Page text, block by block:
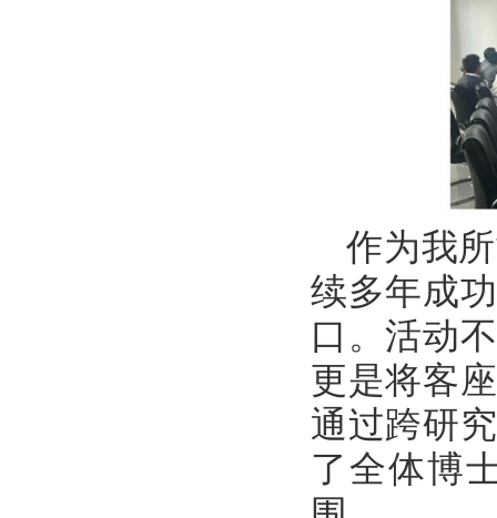
作为我
续多年成
口。活动
更是将客
通过跨研
了全体博